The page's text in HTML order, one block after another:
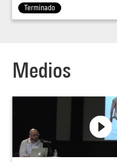
Terminado
Medios